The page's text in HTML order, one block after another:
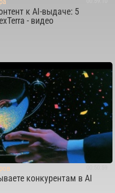
к AI-выдаче: 5
- видео
конкурентам в AI